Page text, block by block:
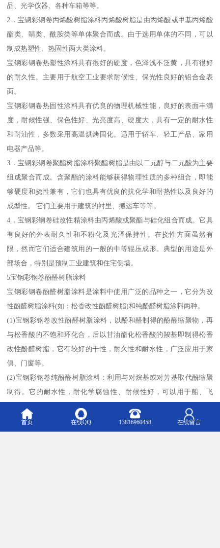
品、光学仪器、各种车箱等等。
2．宝钢彩钢卷丙烯酸树脂涂料丙烯酸树脂是由丙烯酸或甲基丙烯酸
酯类、睛类、酰胺类等单体聚合而成。由于选用单体的不同，可以
制成热塑性、热固性两大类涂料。
宝钢彩钢卷热塑性涂料具有很好的硬度，色泽浅不泛黄，具有很好
的耐久性。主要用于航空工业要求耐候性、保光性良好的铝合金表
面。
宝钢彩钢卷热固性涂料具有优良的物理机械性能，良好的表面丰满
度，耐候性强、保色性好、光亮度高、硬度大，具有一定的耐水性
和耐油性，多数采用高温烘烤固化。适用于轿车、轻工产品、家用
电器产品等。
3．宝钢彩钢卷聚酯树脂涂料聚酯树脂是由以二元醇与二元酸为主要
组成聚合而成。含聚酯的涂料能够获得物理性质的多种组合，即能
够硬度和挠性兼有，它们也具有优良的抗化学和耐热性以及良好的
成型性。 它们主要用于建筑的衬里、搬运车等等。
4．宝钢彩钢卷硅改性精涂料由丙烯酸或聚酯与硅化组合而成。它具
有良好的外表耐久性和不粉化及光泽保持性。在挠性方面虽然有
限，然而它们适合建筑用的一般的中等辊压成形。典型的用途是外
部场合，特别是预制工业建筑和住宅侧墙。
5宝钢彩钢卷酚醛树脂涂料
宝钢彩钢卷酚醛树脂涂料是涂料中使用广泛的品种之一，它分为改
性酚醛树脂涂料(如：松香改性酚醛树脂)和纯酚醛树脂涂料两种。
(1)宝钢彩钢卷改性酚醛树脂涂料，以酚和醛制得的酚醛缩聚物，再
与松香酸的不饱和环化合，后以甘油酯化松香酸的羧基即制得松香
改性酚醛树脂，它有较好的干性，耐久性和耐水性，广泛应用于家
俱、门窗等。
(2)宝钢彩钢卷纯酚醛树脂涂料：利用与对烷基或对芳基取代酚缩聚
制得。它的耐水性，耐化学腐蚀性、耐候性好，可以用于船、飞
机、电气绝缘等。上述两涂料均可溶于脂肪烃、芳烃，松节油等
首页 在线QQ 13816960458 在线留言